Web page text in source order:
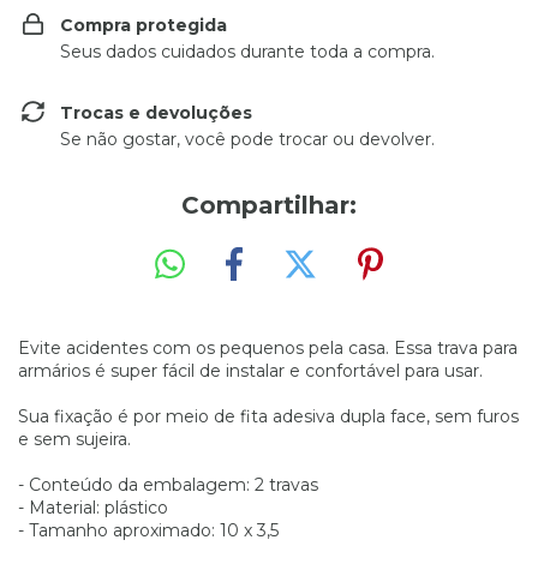
Compra protegida
Seus dados cuidados durante toda a compra.
Trocas e devoluções
Se não gostar, você pode trocar ou devolver.
Compartilhar:
Evite acidentes com os pequenos pela casa. Essa trava para
armários é super fácil de instalar e confortável para usar.
Sua fixação é por meio de fita adesiva dupla face, sem furos
e sem sujeira.
- Conteúdo da embalagem: 2 travas
- Material: plástico
- Tamanho aproximado: 10 x 3,5